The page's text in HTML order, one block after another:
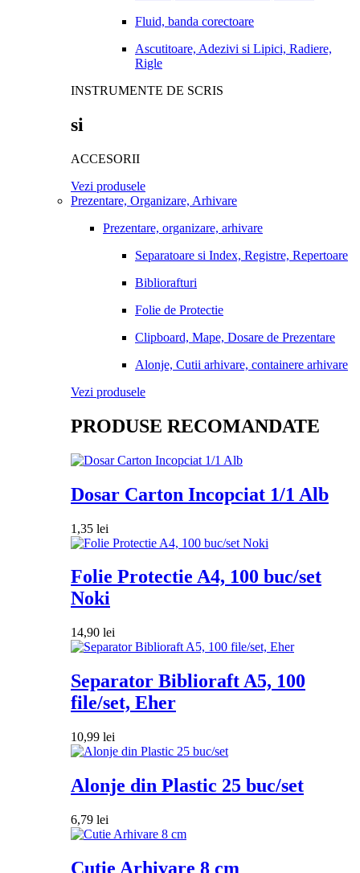
Fluid, banda corectoare
Ascutitoare, Adezivi si Lipici, Radiere,
Rigle
INSTRUMENTE DE SCRIS
si
ACCESORII
Vezi produsele
Prezentare, Organizare, Arhivare
Prezentare, organizare, arhivare
Separatoare si Index, Registre, Repertoare
Bibliorafturi
Folie de Protectie
Clipboard, Mape, Dosare de Prezentare
Alonje, Cutii arhivare, containere arhivare
Vezi produsele
PRODUSE RECOMANDATE
Dosar Carton Incopciat 1/1 Alb
1,35 lei
Folie Protectie A4, 100 buc/set
Noki
14,90 lei
Separator Biblioraft A5, 100
file/set, Eher
10,99 lei
Alonje din Plastic 25 buc/set
6,79 lei
Cutie Arhivare 8 cm